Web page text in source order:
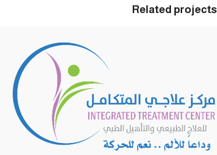
Related projects